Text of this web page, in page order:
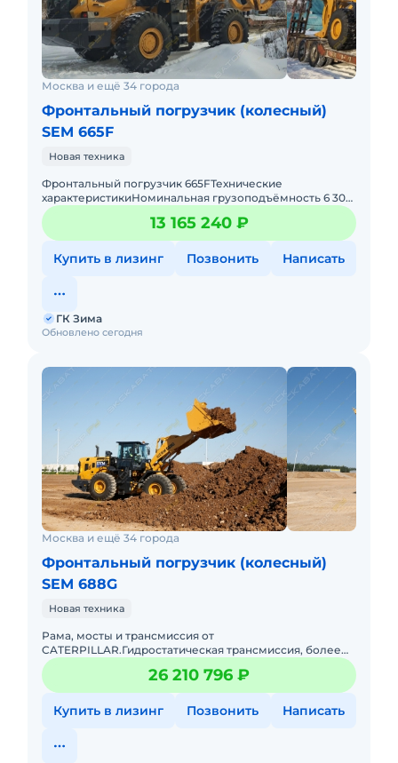
Москва и ещё 34 города
Фронтальный погрузчик (колесный)
SEM 665F
Новая техника
Фронтальный погрузчик 665FТехнические
характеристикиНоминальная грузоподъёмность 6 300
кгЭксплуатационная масса 20 030 кгВместимость
ковша 4,5 м³Колёсная б13 165 240 ₽
Купить в лизинг Позвонить Написать
Обновлено сегодня
ГК Зима
Москва и ещё 34 города
Фронтальный погрузчик (колесный)
SEM 688G
Новая техника
Рама, мосты и трансмиссия от
CATERPILLAR.Гидростатическая трансмиссия, более
эффективная, чем традиционная гидравлическая
трансмиссия, позволяет значительно сни
26 210 796 ₽
Купить в лизинг Позвонить Написать